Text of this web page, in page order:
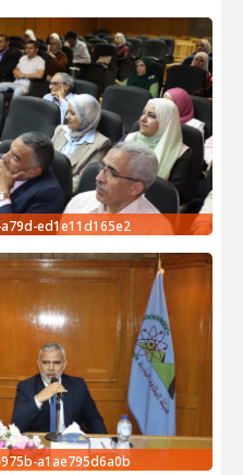
ed1e11d165e2
a1ae795d6a0b